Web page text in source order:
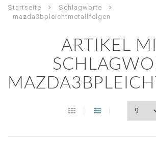
Startseite
Schlagworte
mazda3bpleichtmetallfelgen
ARTIKEL